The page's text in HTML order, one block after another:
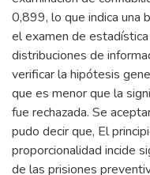
0,899, lo que indica una
el examen de
distribuciones de
verificar la hipótesis
que es menor que la
fue rechazada. Se
pudo decir que, El
proporcionalidad incide
de las prisiones